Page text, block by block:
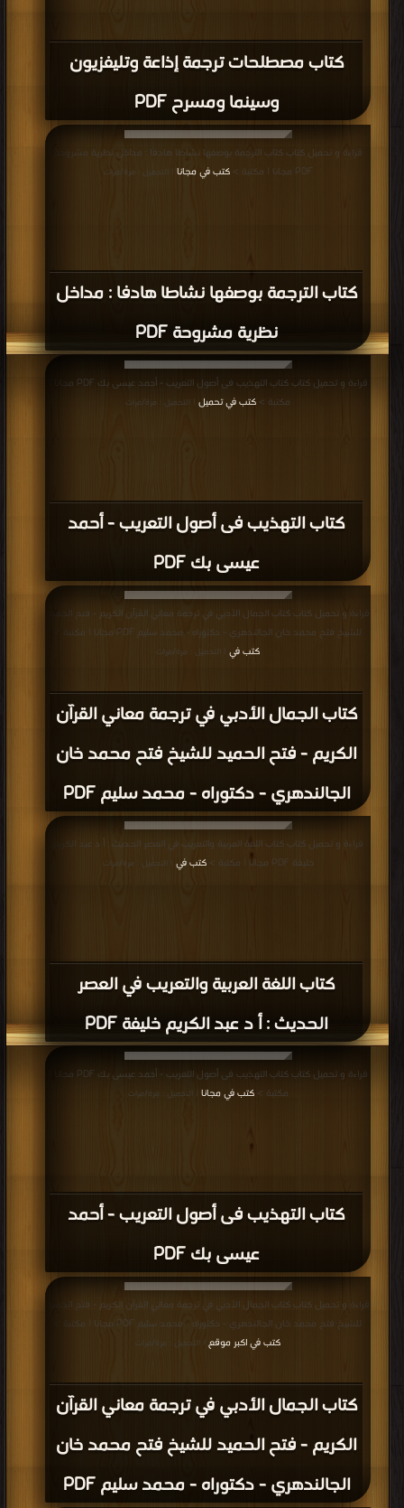
كتاب مصطلحات ترجمة إذاعة وتليفزيون
وسينما ومسرح PDF
كتاب الترجمة بوصفها نشاطا هادفا : مداخل
نظرية مشروحة PDF
قراءة و تحميل كتاب كتاب الترجمة بوصفها نشاطا هادفا : مداخل نظرية مشروحة
PDF مجانا | مكتبة >
كتب في مجانا | التحميل : مرة/مرات
كتاب التهذيب فى أصول التعريب - أحمد
عيسى بك PDF
قراءة و تحميل كتاب كتاب التهذيب فى أصول التعريب - أحمد عيسى بك PDF مجانا |
مكتبة > كتب في تحميل | التحميل : مرة/مرات
كتاب الجمال الأدبي في ترجمة معاني القرآن
الكريم - فتح الحميد للشيخ فتح محمد خان
الجالندهري - دكتوراه - محمد سليم PDF
قراءة و تحميل كتاب كتاب الجمال الأدبي في ترجمة معاني القرآن الكريم - فتح الحميد
للشيخ فتح محمد خان الجالندهري - دكتوراه - محمد سليم PDF مجانا | مكتبة >
كتب في
| التحميل : مرة/مرات
كتاب اللغة العربية والتعريب في العصر
الحديث : أ د عبد الكريم خليفة PDF
قراءة و تحميل كتاب كتاب اللغة العربية والتعريب في العصر الحديث : أ د عبد الكريم
خليفة PDF مجانا | مكتبة >
كتب في | التحميل : مرة/مرات
كتاب التهذيب فى أصول التعريب - أحمد
عيسى بك PDF
قراءة و تحميل كتاب كتاب التهذيب فى أصول التعريب - أحمد عيسى بك PDF مجانا |
مكتبة >كتب في مجانا | التحميل : مرة/مرات
كتاب الجمال الأدبي في ترجمة معاني القرآن
الكريم - فتح الحميد للشيخ فتح محمد خان
الجالندهري - دكتوراه - محمد سليم PDF
قراءة و تحميل كتاب كتاب الجمال الأدبي في ترجمة معاني القرآن الكريم - فتح الحميد
للشيخ فتح محمد خان الجالندهري - دكتوراه - محمد سليم PDF مجانا | مكتبة >
كتب في اكبر موقع | التحميل : مرة/مرات